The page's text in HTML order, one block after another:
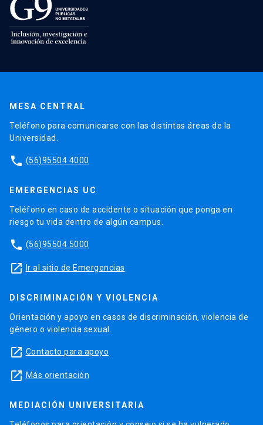
MESA CENTRAL
Teléfono para comunicarse con las distintas áreas de la
Universidad.
phone (56)95504 4000
EMERGENCIAS UC
Teléfono en caso de accidente o situación que ponga en
riesgo tu vida dentro de algún campus.
phone (56)95504 5000
launch Ir al sitio de Emergencias
DISCRIMINACIÓN Y VIOLENCIA
Orientación y apoyo en casos de discriminación, violencia de
género o violencia sexual.
launch Contacto para apoyo
launch Más orientación
MEDIACIÓN UNIVERSITARIA